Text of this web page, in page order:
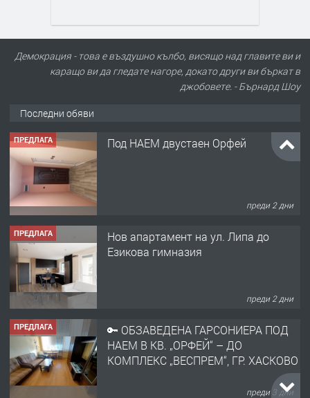
Демокрация - това е въздушно кълбо, висящо над главите ви и
каращо ви да гледате нагоре, докато други ви бъркат в
джобовете. - Бърнард Шоу
Последни обяви
ПРЕДЛАГА Под НАЕМ двустаен Орфей
преди 2 дни
ПРЕДЛАГА
Нов апартамент на ул. Липа до
Езикова гимназия
преди 2 дни
ПРЕДЛАГА
🔑 ОБЗАВЕДЕНА ГАРСОНИЕРА ПОД
НАЕМ В КВ. „ОРФЕЙ“ – ДО
КОМПЛЕКС „ВЕСПРЕМ“, ГР. ХАСКОВО
преди 3 дни